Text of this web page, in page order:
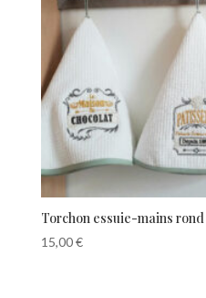
Torchon essuie-mains
15,00€